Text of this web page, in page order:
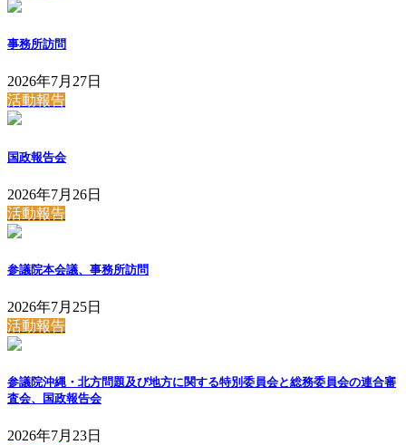
事務所訪問
2026年7月27日
活動報告
国政報告会
2026年7月26日
活動報告
参議院本会議、事務所訪問
2026年7月25日
活動報告
参議院沖縄・北方問題及び地方に関する特別委員会と総務委員会の連合審
査会、国政報告会
2026年7月23日